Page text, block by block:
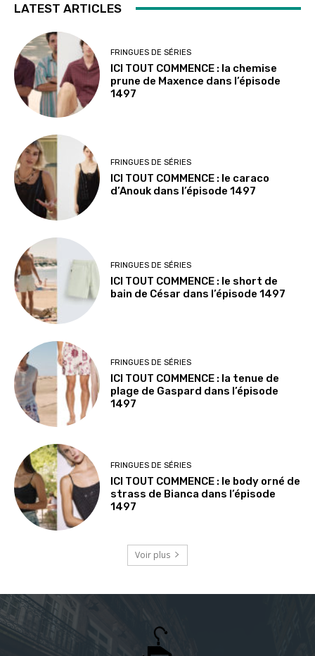
LATEST ARTICLES
FRINGUES DE SÉRIES
ICI TOUT COMMENCE : la chemise
prune de Maxence dans l’épisode
1497
FRINGUES DE SÉRIES
ICI TOUT COMMENCE : le caraco
d’Anouk dans l’épisode 1497
FRINGUES DE SÉRIES
ICI TOUT COMMENCE : le short de
bain de César dans l’épisode 1497
FRINGUES DE SÉRIES
ICI TOUT COMMENCE : la tenue de
plage de Gaspard dans l’épisode
1497
FRINGUES DE SÉRIES
ICI TOUT COMMENCE : le body orné de
strass de Bianca dans l’épisode
1497
Voir plus